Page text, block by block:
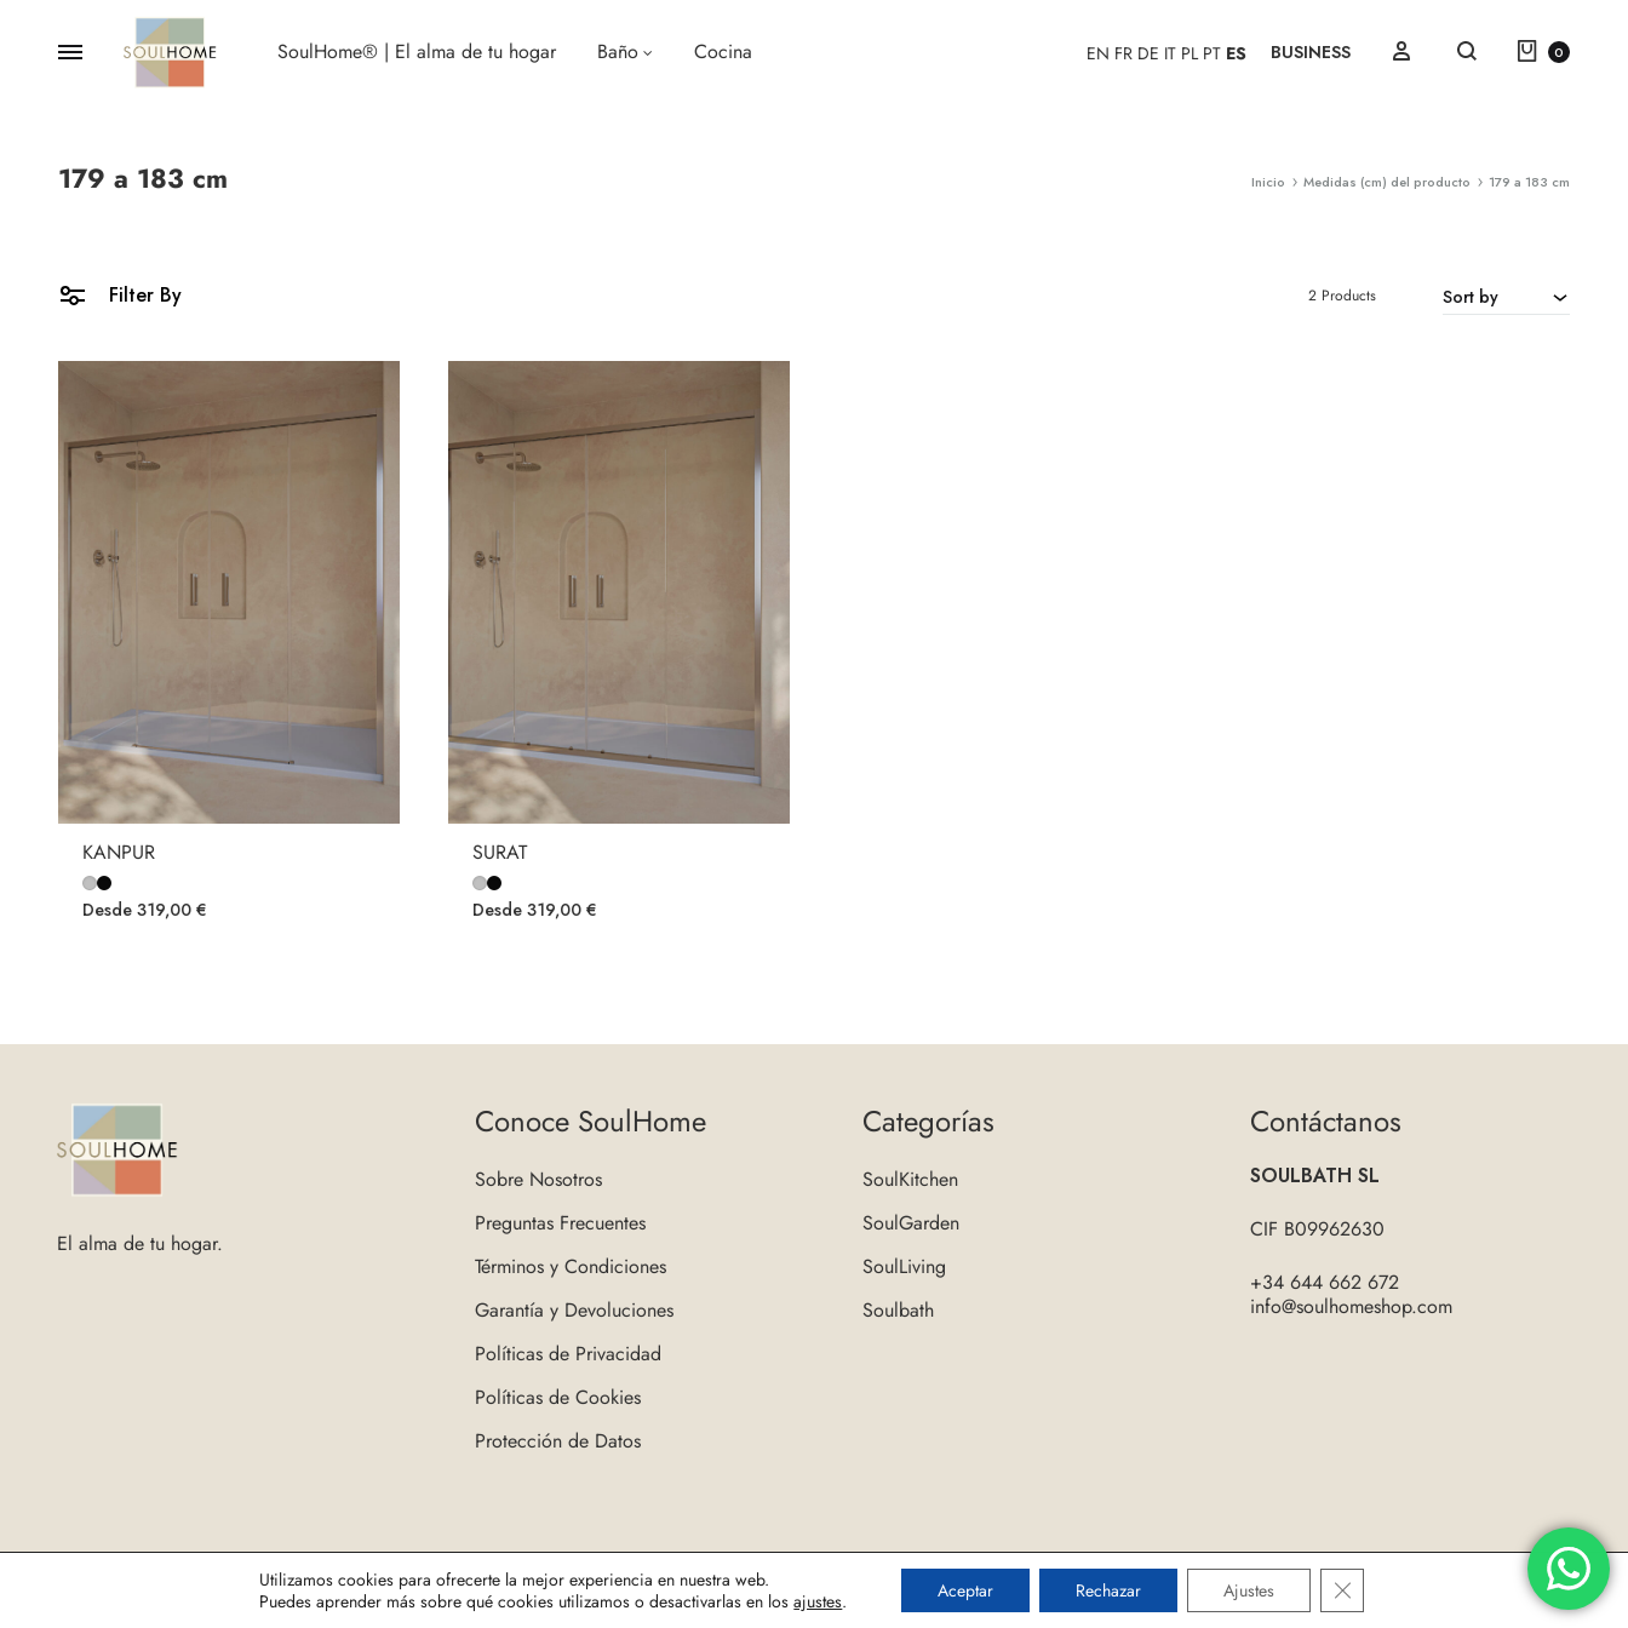
Menu
lujo
y
para
SoulHome® | El alma de tu hogar Baño
PLATOS
ESPEJOS
ACCESORIOS DE BAÑO
DECORACIÓN PARA EL BAÑO
Cocina EN FR DE IT PL PT ES BUSINESS Sign in
Search
Cart
0
179 a 183 cm Inicio Medidas (cm) del producto 179 a 183 cm
Filter By Sort by
2 Products
KANPUR
Desde 319,00 €
SURAT
Desde 319,00 €
El alma de tu hogar.
Conoce SoulHome
Sobre Nosotros
Preguntas Frecuentes
Términos y Condiciones
Garantía y Devoluciones
Políticas de Privacidad
Políticas de Cookies
Protección de Datos
Categorías
SoulKitchen
SoulGarden
SoulLiving
Soulbath
Contáctanos
SOULBATH SL
CIF B09962630
+34 644 662 672
info@soulhomeshop.com
©2026 SoulHome. Todos los derechos reservados Instagram Jesús Morales
Utilizamos cookies para ofrecerte la mejor experiencia en nuestra web.
Puedes aprender más sobre qué cookies utilizamos o desactivarlas en losajustes. Aceptar Rechazar Ajustes Cerrar el banner de cookies RGPD